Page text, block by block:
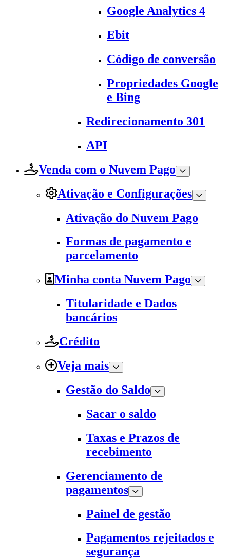
Google Analytics 4
Ebit
Código de conversão
Propriedades Google
e Bing
Redirecionamento 301
API
Venda com o Nuvem Pago
Ativação e Configurações
Ativação do Nuvem Pago
Formas de pagamento e
parcelamento
Minha conta Nuvem Pago
Titularidade e Dados
bancários
Crédito
Veja mais
Gestão do Saldo
Sacar o saldo
Taxas e Prazos de
recebimento
Gerenciamento de
pagamentos
Painel de gestão
Pagamentos rejeitados e
segurança